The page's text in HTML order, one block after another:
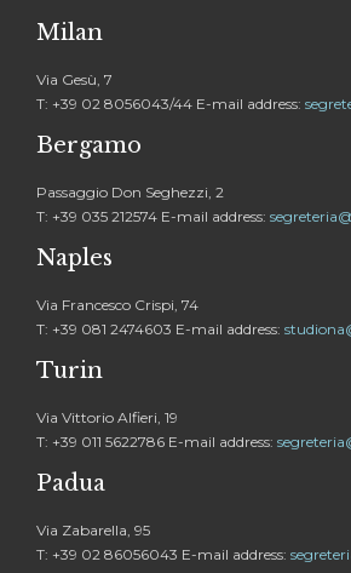
Milan
Via Gesù, 7
T: +39 02 8056043/44 E-mail address:
Bergamo
Passaggio Don Seghezzi, 2
T: +39 035 212574 E-mail address:
Naples
Via Francesco Crispi, 74
T: +39 081 2474603 E-mail address:
Turin
Via Vittorio Alfieri, 19
T: +39 011 5622786 E-mail address:
Padua
Via Zabarella, 95
T: +39 02 86056043 E-mail address: